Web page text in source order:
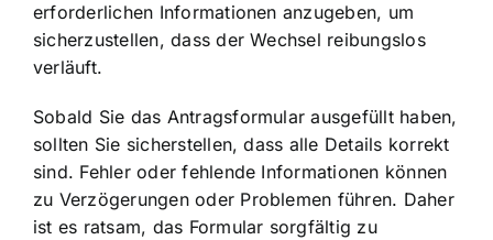
erforderlichen Informationen anzugeben, um
sicherzustellen, dass der Wechsel reibungslos
verläuft.
Sobald Sie das Antragsformular ausgefüllt haben,
sollten Sie sicherstellen, dass alle Details korrekt
sind. Fehler oder fehlende Informationen können
zu Verzögerungen oder Problemen führen. Daher
ist es ratsam, das Formular sorgfältig zu